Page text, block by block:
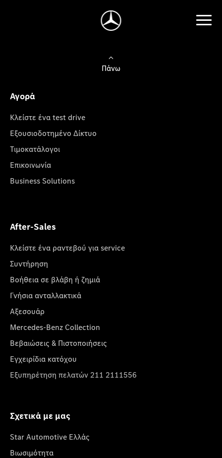
Πάνω
Αγορά
Κλείστε ένα test drive
Εξουσιοδοτημένο Δίκτυο
Τιμοκατάλογοι
Επικοινωνία
Business Solutions
After-Sales
Κλείστε ένα ραντεβού για service
Συντήρηση
Βοήθεια σε βλάβη ή ζημιά
Γνήσια ανταλλακτικά
Αξεσουάρ
Mercedes-Benz Collection
Βεβαιώσεις & Πιστοποιήσεις
Εγχειρίδια κατόχου
Εξυπηρέτηση πελατών 211 2111556
Σχετικά με μας
Star Automotive Ελλάς
Βιωσιμότητα